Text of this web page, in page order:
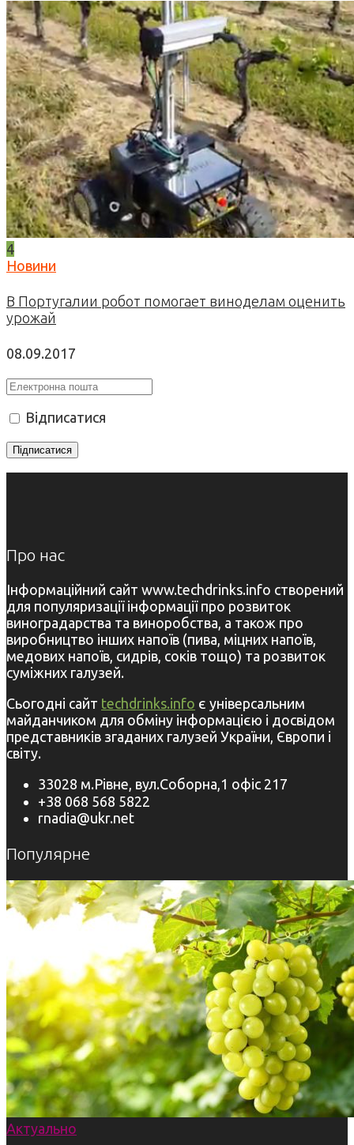
4
Новини
В Португалии робот помогает виноделам оценить
урожай
08.09.2017
Відписатися
Про нас
Інформаційний сайт www.techdrinks.info створений
для популяризації інформації про розвиток
виноградарства та виноробства, а також про
виробництво інших напоїв (пива, міцних напоїв,
медових напоїв, сидрів, соків тощо) та розвиток
суміжних галузей.
Сьогодні сайт techdrinks.info є універсальним
майданчиком для обміну інформацією і досвідом
представників згаданих галузей України, Європи і
світу.
33028 м.Рівне, вул.Соборна,1 офіс 217
+38 068 568 5822
rnadia@ukr.net
Популярне
Актуально